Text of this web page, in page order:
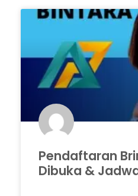
Pendaftaran
Dibuka &